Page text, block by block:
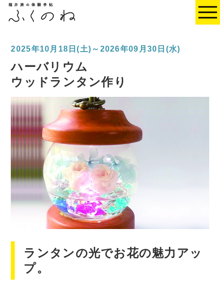
2025年10月18日(土)～2026年09月30日(水)
ハーバリウム
ウッドランタン作り
ランタンの光でお花の魅力アッ
プ。